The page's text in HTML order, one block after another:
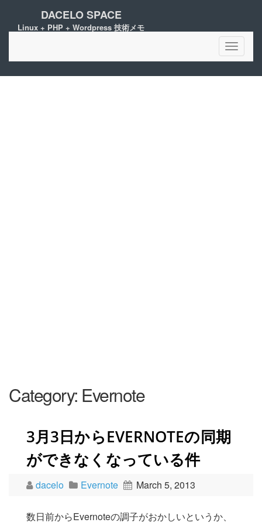
DACELO SPACE
Linux + PHP + Wordpress 技術メモ
Category: Evernote
3月3日からEVERNOTEの同期
ができなくなっている件
dacelo Evernote March 5, 2013
数日前からEvernoteの調子がおかしいというか、